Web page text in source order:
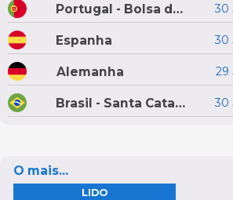
Portugal - Bolsa do Porco do Montijo 30
Espanha 30
Alemanha 29
Brasil - Santa Catarina 30
O mais...
LIDO